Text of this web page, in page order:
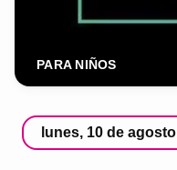
PARA NIÑOS
lunes, 10 de agosto